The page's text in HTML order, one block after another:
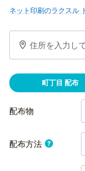
テ
グ
ラ
ネット印刷のラクスル
住所を入力し
町丁目 配布
配布物
配布方法